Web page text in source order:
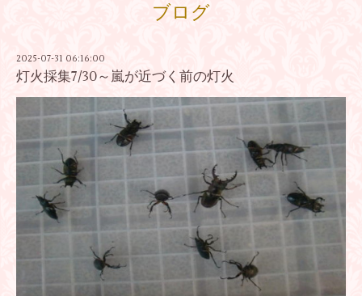
ブログ
2025-07-31 06:16:00
灯火採集7/30～嵐が近づく前の灯火